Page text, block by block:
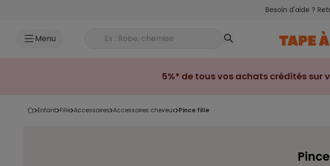
Besoin d'aide ?
Menu Rechercher un produit
5%* de tous vos achats crédités
enfant fille accessoires accessoires cheveux pince fille